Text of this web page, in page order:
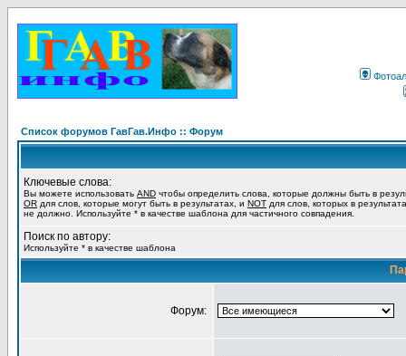
Список форумов ГавГав.Инфо :: Форум
Ключевые слова:
Вы можете использовать AND чтобы определить слова, которые должны быть в
OR для слов, которые могут быть в результатах, и NOT для слов, которых в
не должно. Используйте * в качестве шаблона для частичного совпадения.
Поиск по автору:
Используйте * в качестве шаблона
Форум: